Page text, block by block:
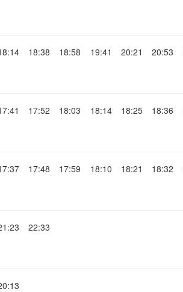
18:38 18:58 19:41 20:21 20:53
17:52 18:03 18:14 18:25 18:36
17:48 17:59 18:10 18:21 18:32
22:33